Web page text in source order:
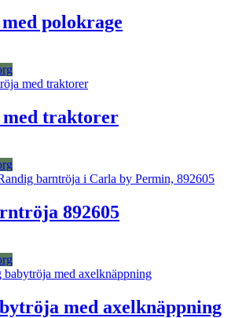
polokrage
traktorer
892605
med axelknäppning